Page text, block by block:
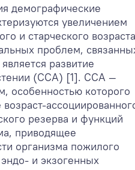
демографические
увеличением
и старческого
проблем,
развитие
(ССА) [1]. ССА —
особенностью которого
резерва и функций
приводящее
организма пожилого
и экзогенных